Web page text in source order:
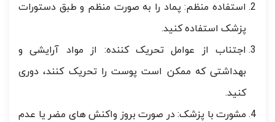
استفاده منظم: پماد را به صورت منظم و طبق دستورات
پزشک استفاده کنید.
اجتناب از عوامل تحریک کننده: از مواد آرایشی و
بهداشتی که ممکن است پوست را تحریک کنند، دوری
کنید.
مشورت با پزشک: در صورت بروز واکنش های مضر یا عدم